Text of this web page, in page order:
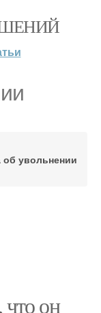
об увольнении
что он